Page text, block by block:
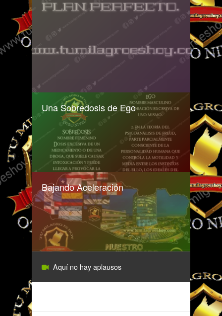
Una Sobredosis de Ego
Bajando Aceleración
Aquí no hay aplausos